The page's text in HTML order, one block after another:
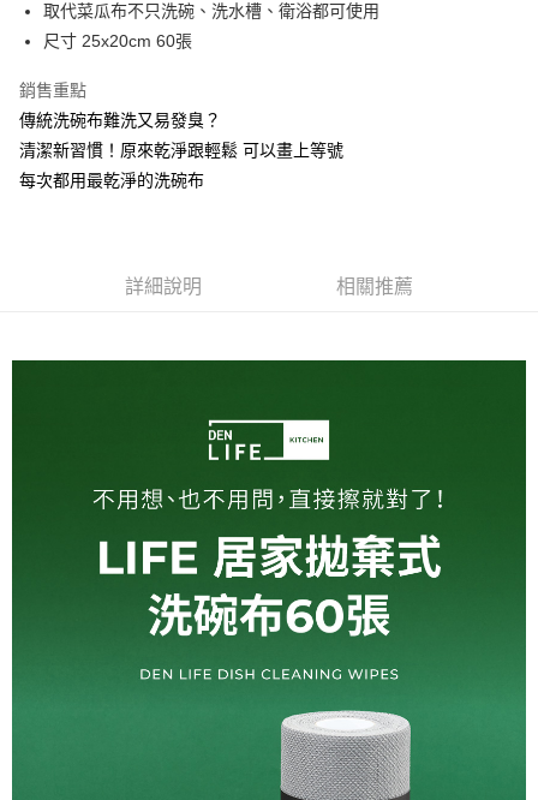
相關說明
【關於「AFTEE先享後付」】
便利好安心！
１．簡單：不需註冊會員、不需綁卡、不需儲值。
２．便利：只要手機號碼，簡訊認證，即可結帳。
３．安心：先確認商品／服務後，再付款。
３．收到繳費通知簡訊後14天內，點擊此簡訊中的連結，可透過四大超商／
https://netprotections.freshdesk.com/support/home
１．透過由恩沛科技股份有限公司提供之「AFTEE先享後付」服務完成之交
權轉讓予恩沛科技股份有限公司。
２．關於個人資料處理事宜，請瀏覽以下網址：
３．未成年的使用者請事先徵得法定代理人或監護人之同意方可使用
「AFTEE先享後付」，若未經同意申辦者引起之損失，本公司不負相關責
４．使用「AFTEE先享後付」時，將依據個別帳號之用戶狀況，依本公司即
５．嚴禁一人註冊多個帳號或使用他人資訊註冊。若發現惡意使用之情形，
恩沛科技股份有限公司將有權停止該用戶之使用額度並採取法律行動。
付款後全家取貨
每筆NT$80，滿NT$799(含以上)免運費
付款後7-11取貨
取代菜瓜布不只洗碗、洗水槽、衛浴都可使用
尺寸 25x20cm 60張
銷售重點
傳統洗碗布難洗又易發臭？
清潔新習慣！原來乾淨跟輕鬆 可以畫上等號
每次都用最乾淨的洗碗布
詳細說明 相關推薦